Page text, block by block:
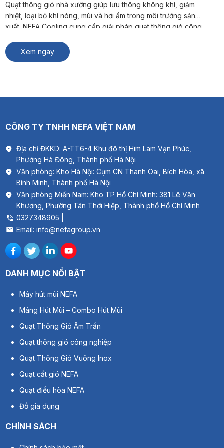
Quạt thông gió nhà xưởng giúp lưu thông không khí, giảm
nhiệt, loại bỏ khí nóng, mùi và hơi ẩm trong môi trường sản
xuất. NEFA Cooling cung cấp giải pháp quạt thông gió công
Xem thêm: Thông gió biệt thự Quạt […]
Xem ngay
CÔNG TY TNHH NEFA VIỆT NAM
Địa chỉ ĐKKD: A-TT6-4 Khu đô thị Him Lam Vạn Phúc,
Phường Hà Đông, Thành phố Hà Nội
Văn phòng: Kho Hà Nội: Cụm CN Thanh Oai, Bích Hòa, xã
Bình Minh, Thành phố Hà Nội
Văn phòng Miền Nam: Kho TP Hồ Chí Minh: 381 Lê Văn
Khương, Phường Tân Thới Hiệp, Thành phố Hồ Chí Minh
0327348905 |
Email: info@nefagroup.vn
DANH MỤC NỔI BẬT
Máy hút mùi NEFA
Máng Hút Mùi – Combo Hút Mùi
Quạt Thông Gió Âm Trần
Quạt thông gió công nghiệp
Quạt Thông Gió Vuông Inox
Quạt cắt gió NEFA
Quạt điều hòa NEFA
Đồ gia dụng
CHÍNH SÁCH